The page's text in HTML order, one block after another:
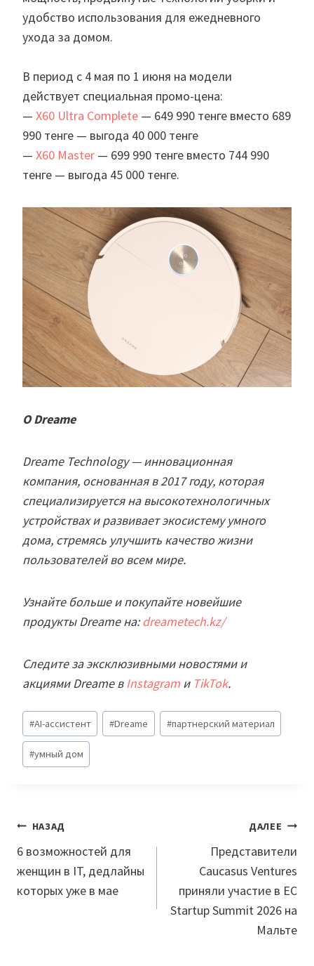
удобство использования для ежедневного
ухода за домом.
В период с 4 мая по 1 июня на модели
действует специальная промо-цена:
— X60 Ultra Complete — 649 990 тенге вместо 689
990 тенге — выгода 40 000 тенге
— X60 Master — 699 990 тенге вместо 744 990
тенге — выгода 45 000 тенге.
О Dreame
Dreame Technology — инновационная
компания, основанная в 2017 году, которая
специализируется на высокотехнологичных
устройствах и развивает экосистему умного
дома, стремясь улучшить качество жизни
пользователей во всем мире.
Узнайте больше и покупайте новейшие
продукты Dreame на:dreametech.kz/
Следите за эксклюзивными новостями и
акциями Dreame в Instagram и TikTok.
Метки
записи:
#AI-ассистент #Dreame #партнерский материал
#умный дом
Навигация
по
записям
НАЗАД
6 возможностей для
женщин в IT, дедлайны
которых уже в мае
ДАЛЕЕ
Представители
Caucasus Ventures
приняли участие в EC
Startup Summit 2026 на
Мальте